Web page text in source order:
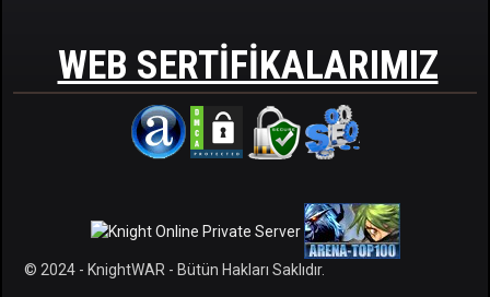
WEB SERTIFIKALARIMIZ
© 2024 - KnightWAR - Bütün Hakları Saklıdır.